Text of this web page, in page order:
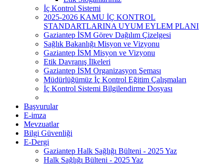
İç Kontrol Sistemi
2025-2026 KAMU İÇ KONTROL
STANDARTLARINA UYUM EYLEM PLANI
Gaziantep İSM Görev Dağılım Çizelgesi
Sağlık Bakanlığı Misyon ve Vizyonu
Gaziantep İSM Misyon ve Vizyonu
Etik Davranış İlkeleri
Gaziantep İSM Organizasyon Şeması
Müdürlüğümüz İç Kontrol Eğitim Çalışmaları
İç Kontrol Sistemi Bilgilendirme Dosyası
Başvurular
E-imza
Mevzuatlar
Bilgi Güvenliği
E-Dergi
Gaziantep Halk Sağlığı Bülteni - 2025 Yaz
Halk Sağlığı Bülteni - 2025 Yaz